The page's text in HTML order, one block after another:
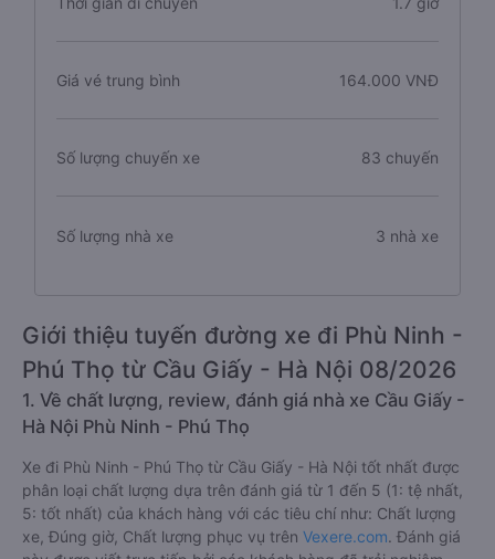
Chiều dài tuyến đường 88 km
Thời gian di chuyển 1.7 giờ
Giá vé trung bình 164.000 VNĐ
Số lượng chuyến xe 83 chuyến
Giới thiệu tuyến đường xe đi Phù Ninh -
1. Về chất lượng, review, đánh giá nhà xe Cầu Giấy -
Hà Nội Phù Ninh - Phú Thọ
Xe đi Phù Ninh - Phú Thọ từ Cầu Giấy - Hà Nội tốt nhất được